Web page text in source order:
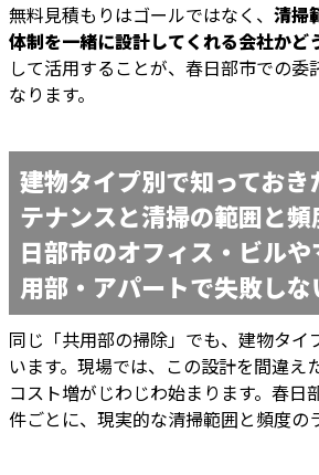
無料見積もりはゴールではなく、 清掃
体制を一緒に設計してくれる会社かど
して活用することが、春日部市での委
なります。
建物タイプ別で知っておき
テナンスと清掃の範囲と
日部市のオフィス・ビル
用部・アパートで失敗しな
同じ「共用部の掃除」でも、建物タイ
います。現場では、この設計を間違え
コスト増がじわじわ始まります。春日
件ごとに、現実的な清掃範囲と頻度の